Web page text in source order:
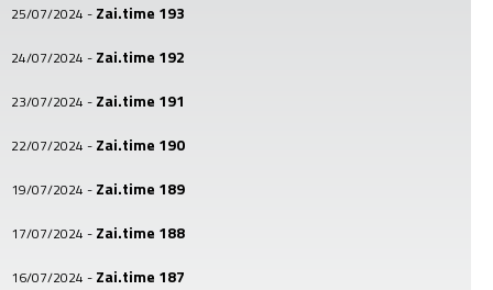
25/07/2024 - Zai.time 193
24/07/2024 - Zai.time 192
23/07/2024 - Zai.time 191
22/07/2024 - Zai.time 190
19/07/2024 - Zai.time 189
17/07/2024 - Zai.time 188
16/07/2024 - Zai.time 187